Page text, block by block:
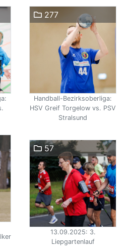
277
Handball-Bezirksoberliga:
HSV Greif Torgelow vs. PSV
Stralsund
57
13.09.2025: 3.
Liepgartenlauf